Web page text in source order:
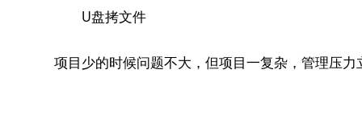
U盘拷文件
项目少的时候问题不大，但项目一复杂，管理压力